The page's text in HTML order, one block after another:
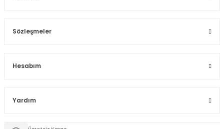
Sözleşmeler
Hesabım
Yardım